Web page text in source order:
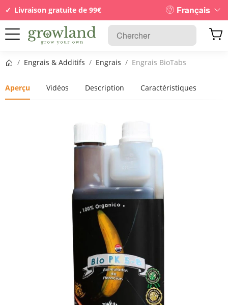
Livraison gratuite de 99€ Français
Page d’accueil
/ Engrais & Additifs / Engrais / Engrais BioTabs
Aperçu Vidéos Description Caractéristiques